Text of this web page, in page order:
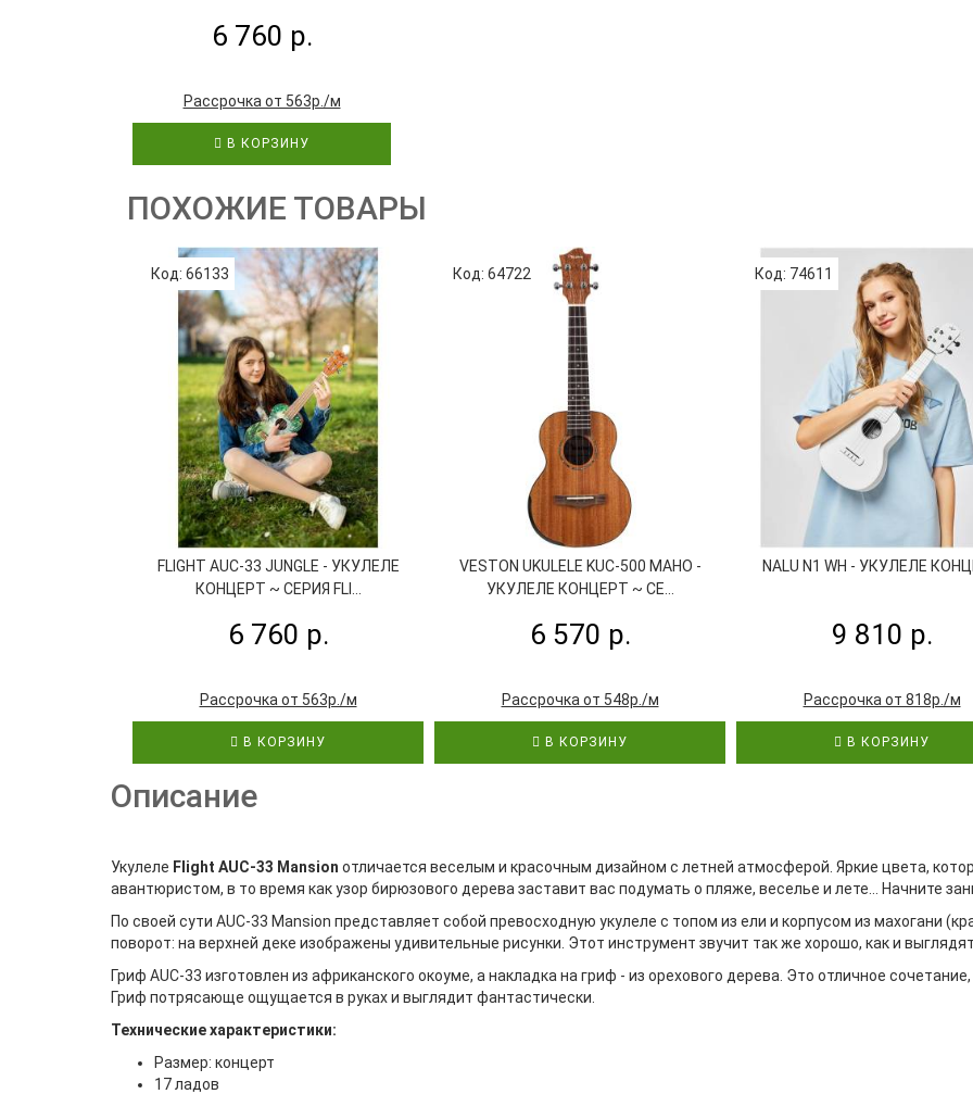
6 760 р.
Рассрочка от 563р./м
В КОРЗИНУ
ПОХОЖИЕ ТОВАРЫ
Код: 66133
FLIGHT AUC-33 JUNGLE - УКУЛЕЛЕ
КОНЦЕРТ ~ СЕРИЯ FLI...
6 760 р.
Рассрочка от 563р./м
В КОРЗИНУ
Код: 64722
VESTON UKULELE KUC-500 MAHO -
УКУЛЕЛЕ КОНЦЕРТ ~ СЕ...
6 570 р.
Рассрочка от 548р./м
В КОРЗИНУ
Код: 74611
NALU N1 WH - УКУЛЕЛЕ
9 810 р.
Рассрочка от 818р./м
В КОРЗИНУ
Описание
Укулеле Flight AUC-33 Mansion отличается веселым и красочным дизайном с летней атмосферой. Яркие цвета,
авантюристом, в то время как узор бирюзового дерева заставит вас подумать о пляже, веселье и лете… Начните
По своей сути AUC-33 Mansion представляет собой превосходную укулеле с топом из ели и корпусом из махогани
поворот: на верхней деке изображены удивительные рисунки. Этот инструмент звучит так же хорошо, как и выглядят.
Гриф AUC-33 изготовлен из африканского окоуме, а накладка на гриф - из орехового дерева. Это отличное
Гриф потрясающе ощущается в руках и выглядит фантастически.
Технические характеристики:
Размер: концерт
17 ладов